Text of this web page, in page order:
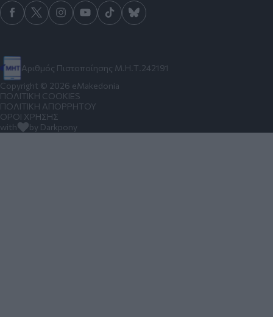
Αριθμός Πιστοποίησης Μ.Η.Τ.242191
Copyright © 2026 eMakedonia
ΠΟΛΙΤΙΚΗ COOKIES
ΠΟΛΙΤΙΚΗ ΑΠΟΡΡΗΤΟΥ
ΟΡΟΙ ΧΡΗΣΗΣ
with
by Darkpony